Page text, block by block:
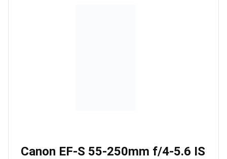
Canon EF-S 55-250mm f/4-5.6 IS